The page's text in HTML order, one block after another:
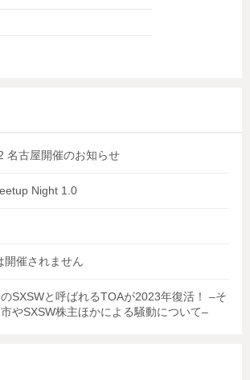
名古屋開催のお知らせ
Night 1.0
開催されません
SXSWと呼ばれるTOAが2023年復活！ –そ
やSXSW株主ほかによる騒動について–